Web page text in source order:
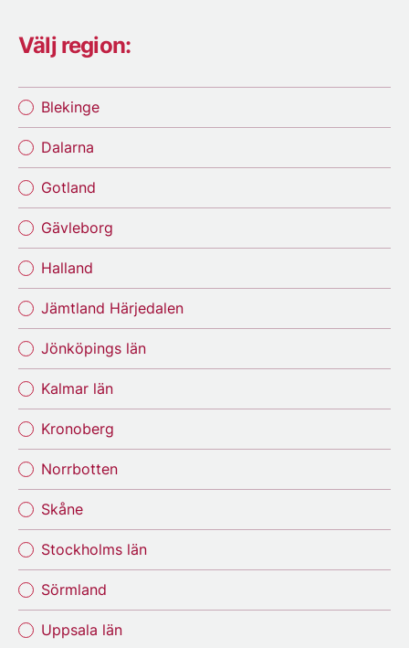
Välj region:
Blekinge
Dalarna
Gotland
Gävleborg
Halland
Jämtland Härjedalen
Jönköpings län
Kalmar län
Kronoberg
Norrbotten
Skåne
Stockholms län
Sörmland
Uppsala län